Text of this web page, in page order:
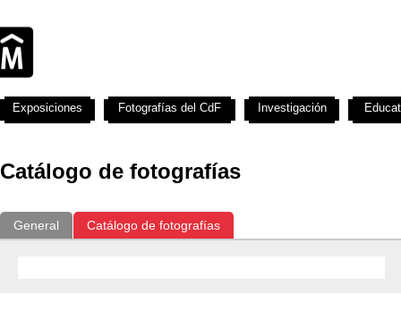
Catálogo de fotografías
General Catálogo de fotografías
Exposiciones Fotografías del CdF Investigación